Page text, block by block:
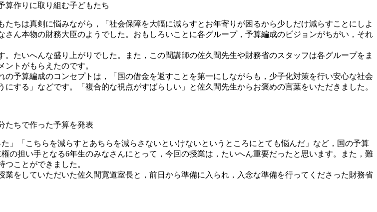
算作りに取り組む子どもたち
ちは真剣に悩みながら，「社会保障を大幅に減らすとお年寄りが困るから少しだけ減らすことにしよ
ん本物の財務大臣のようでした。おもしろいことに各グループ，予算編成のビジョンがちがい，それ
たいへんな盛り上がりでした。また，この間講師の佐久間先生や財務省のスタッフは各グループをま
トがもらえたのです。
予算編成のコンセプトは，「国の借金を返すことを第一にしながらも，少子化対策を行い安心な社会
する」などです。「複合的な視点がすばらしい」と佐久間先生からお褒めの言葉をいただきました。
たちで作った予算を発表
「こちらを減らすとあちらを減らさないといけないというところにとても悩んだ」など，国の予算
の担い手となる6年生のみなさんにとって，今回の授業は，たいへん重要だったと思います。また，難
ことができました。
をしていただいた佐久間寛道室長と，前日から準備に入られ，入念な準備を行ってくださった財務省